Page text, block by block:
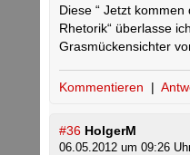
Diese “ Jetzt
Rhetorik“ überlasse
Grasmückensichter
Kommentieren |
#36 HolgerM
06.05.2012 um 09:26